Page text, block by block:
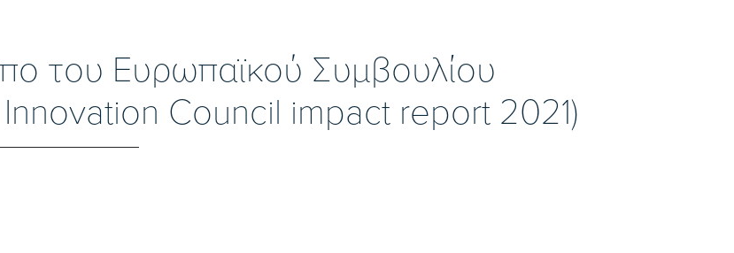
του Ευρωπαϊκού Συμβουλίου
Innovation Council impact report 2021)